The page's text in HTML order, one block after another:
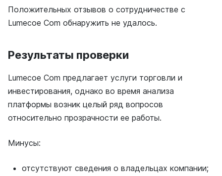
Положительных отзывов о сотрудничестве с
Lumecoe Com обнаружить не удалось.
Результаты проверки
Lumecoe Com предлагает услуги торговли и
инвестирования, однако во время анализа
платформы возник целый ряд вопросов
относительно прозрачности ее работы.
Минусы:
отсутствуют сведения о владельцах компании;